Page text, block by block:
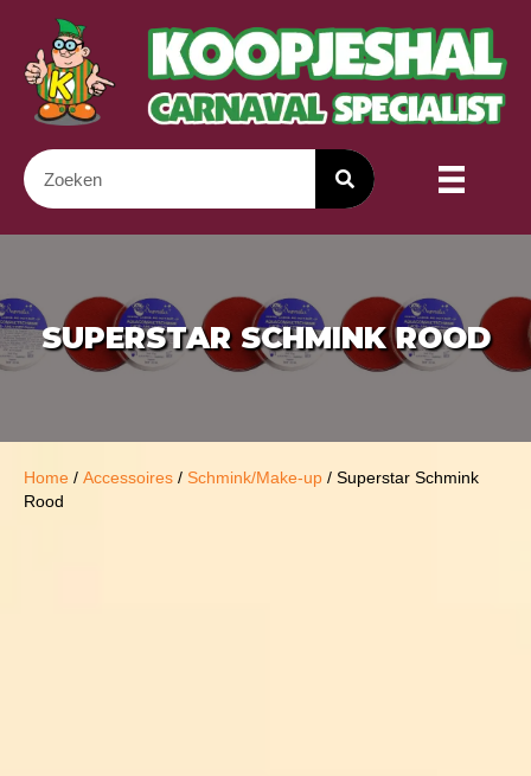
SUPERSTAR SCHMINK ROOD
Home / Accessoires / Schmink/Make-up / Superstar Schmink
Rood